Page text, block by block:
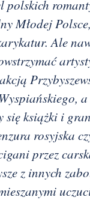
Młodej
Ale
się książki i
rosyjska
przez
z innych